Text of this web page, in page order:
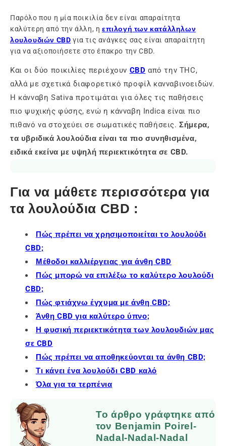
Παρόλο που η μία ποικιλία δεν είναι απαραίτητα
καλύτερη από την άλλη, ηεπιλογή των κατάλληλων
λουλουδιών CBD για τις ανάγκες σας είναι απαραίτητη
για να αξιοποιήσετε στο έπακρο την CBD.
Και οι δύο ποικιλίες περιέχουν CBD από την THC,
αλλά με σχετικά διαφορετικό προφίλ κανναβινοειδών.
Η κάνναβη Sativa προτιμάται για όλες τις παθήσεις
πιο ψυχικής φύσης, ενώ η κάνναβη Indica είναι πιο
πιθανό να στοχεύει σε σωματικές παθήσεις.Σήμερα,
τα υβριδικά λουλούδια είναι τα πιο συνηθισμένα,
ειδικά εκείνα με υψηλή περιεκτικότητα σε CBD.
Για να μάθετε περισσότερα για
τα λουλούδια CBD :
Πώς πρέπει να χρησιμοποιείται το λουλούδι
CBD;
Μέθοδοι καλλιέργειας για άνθη CBD
Πώς μπορώ να επιλέξω το καλύτερο λουλούδι
CBD;
Πώς φτιάχνω έγχυμα με άνθη CBD;
Άνθη CBD για καλύτερο ύπνο;
Η φυσική περιεκτικότητα των λουλουδιών μας
σε CBD
Πώς πρέπει να αποθηκεύονται τα άνθη CBD;
Τι κάνει ένα λουλούδι CBD καλό
Όλα για τα τερπένια
Το άρθρο γράφτηκε από
τον Benjamin Poirel-
Nadal-Nadal-Nadal